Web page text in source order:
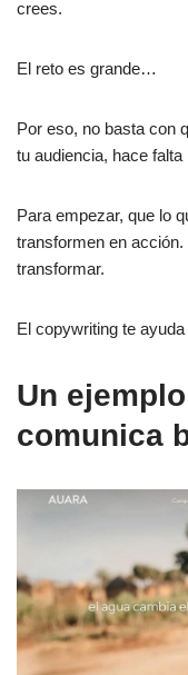
crees.
El reto es grande…
Por eso, no basta con
tu audiencia, hace
Para empezar, que lo
transformen en
transformar.
El copywriting te
Un
comunica